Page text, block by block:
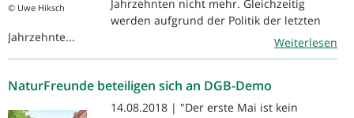
© Uwe Hiksch
Jahrzehnten nicht mehr. Gleichzeitig
werden aufgrund der Politik der letzten
Jahrzehnte...
Weiterlesen
NaturFreunde beteiligen sich an DGB-Demo
14.08.2018 | "Der erste Mai ist kein